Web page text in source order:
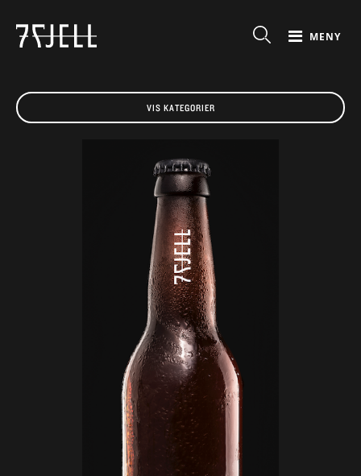
MENY
VIS KATEGORIER